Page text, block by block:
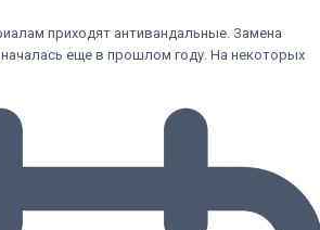
приходят антивандальные. Замена
еще в прошлом году. На некоторых